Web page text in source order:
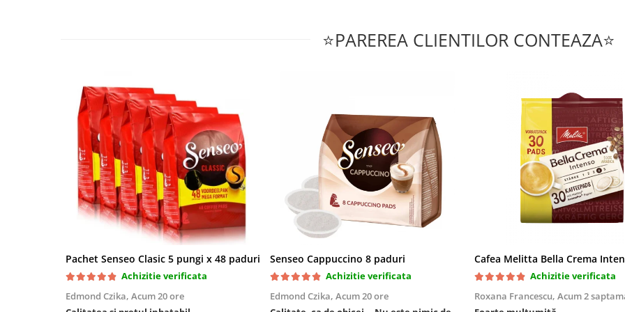
⭐PAREREA CLIENTILOR CONTEAZA⭐
Pachet Senseo Clasic 5 pungi x 48 paduri
Achizitie verificata
Edmond Czika, Acum 20 ore
Senseo Cappuccino 8 paduri
Achizitie verificata
Edmond Czika, Acum 20 ore
Achizitie verificata
Roxana Francescu, Acum 2